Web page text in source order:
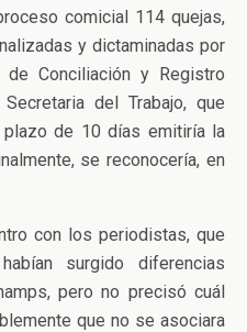
comicial 114 quejas,
y dictaminadas por
Conciliación y Registro
del Trabajo, que
de 10 días emitiría la
se reconocería, en
con los periodistas, que
surgido diferencias
pero no precisó cuál
que no se asociara